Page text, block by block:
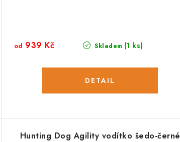
Skladem (1 ks)
od 939 Kč
Hunting Dog Agility vodítko šedo-černé